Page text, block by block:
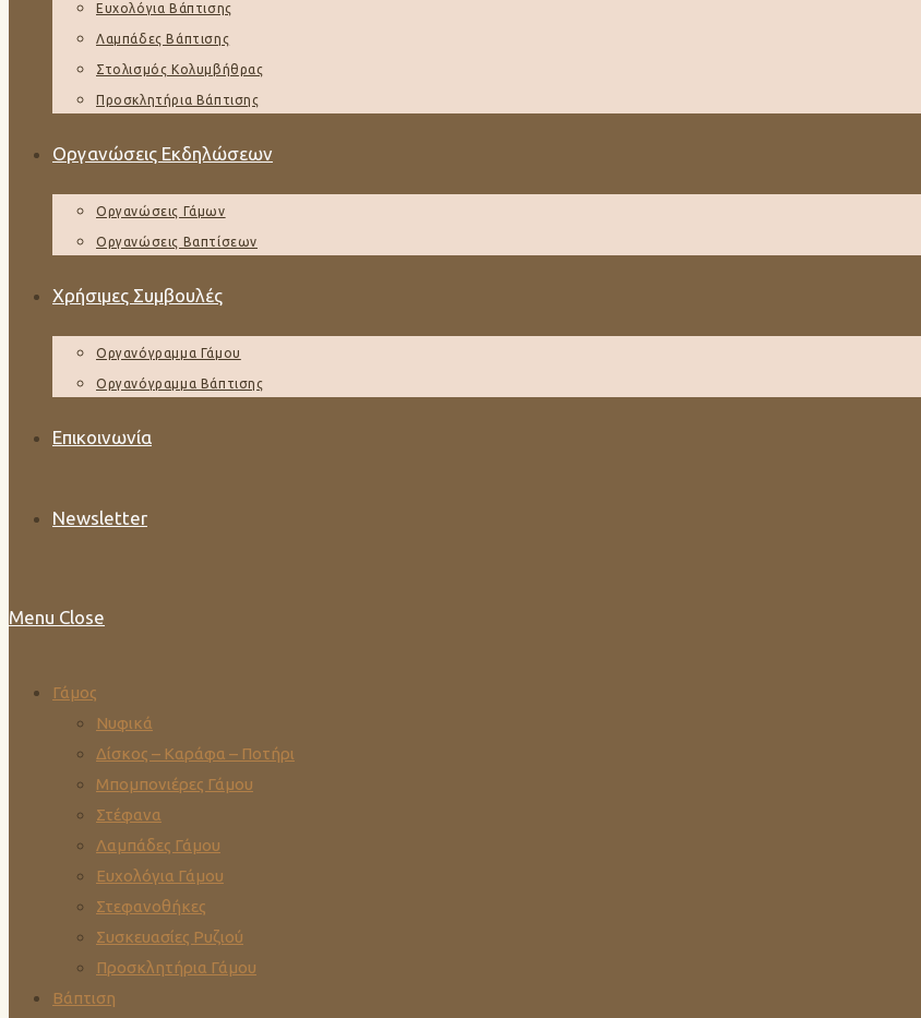
Ευχολόγια Βάπτισης
Λαμπάδες Βάπτισης
Στολισμός Κολυμβήθρας
Προσκλητήρια Βάπτισης
Οργανώσεις Εκδηλώσεων
Οργανώσεις Γάμων
Οργανώσεις Βαπτίσεων
Χρήσιμες Συμβουλές
Οργανόγραμμα Γάμου
Οργανόγραμμα Βάπτισης
Επικοινωνία
Newsletter
Menu Close
Γάμος
Νυφικά
Δίσκος – Καράφα – Ποτήρι
Μπομπονιέρες Γάμου
Στέφανα
Λαμπάδες Γάμου
Ευχολόγια Γάμου
Στεφανοθήκες
Συσκευασίες Ρυζιού
Προσκλητήρια Γάμου
Βάπτιση